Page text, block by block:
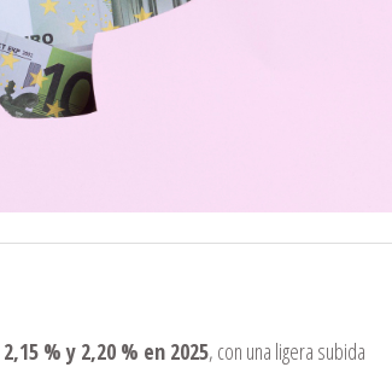
2,15 % y 2,20 % en 2025, con una ligera subida